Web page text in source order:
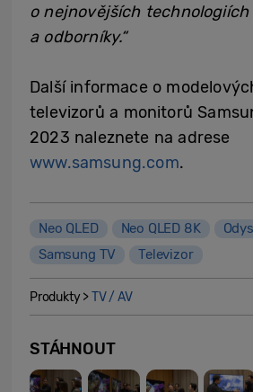
o nejnovějších
a odborníky.“
Další informace o
televizorů a monitorů
2023 naleznete na adrese
www.samsung.com.
Neo QLED Neo QLED 8K
Samsung TV
Televizor
Produkty >TV / AV
STÁHNOUT